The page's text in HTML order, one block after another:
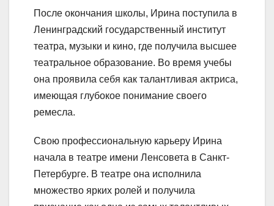
После окончания школы, Ирина поступила в
Ленинградский государственный институт
театра, музыки и кино, где получила высшее
театральное образование. Во время учебы
она проявила себя как талантливая актриса,
имеющая глубокое понимание своего
ремесла.
Свою профессиональную карьеру Ирина
начала в театре имени Ленсовета в Санкт-
Петербурге. В театре она исполнила
множество ярких ролей и получила